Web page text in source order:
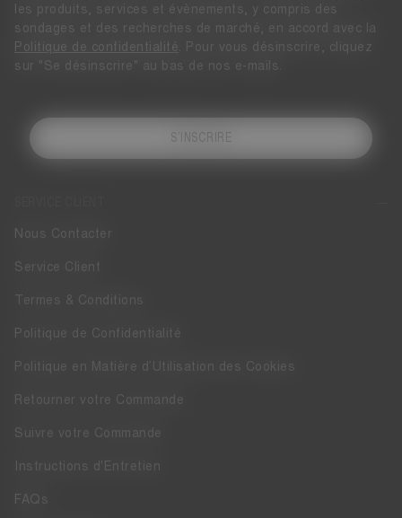
Nous Contacter
Service Client
Termes & Conditions
Politique de Confidentialité
Politique en Matière d’Utilisation des Cookies
Retourner votre Commande
Suivre votre Commande
Instructions d'Entretien
FAQs
les produits, services et évènements, y compris des
sondages et des recherches de marché, en accord avec la
Politique de confidentialité
. Pour vous désinscrire, cliquez
sur "Se désinscrire" au bas de nos e-mails.
S’INSCRIRE